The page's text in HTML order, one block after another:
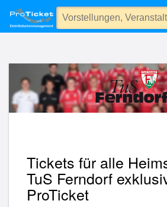
TuS Ferndorf Handball GmbH
Tickets für alle
TuS Ferndorf
ProTicket